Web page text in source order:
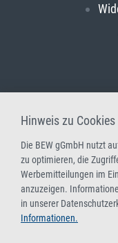
Hinweis zu Cookies
Die BEW gGmbH nutzt
zu optimieren, die
Werbemitteilungen im
anzuzeigen.
in unserer
Informationen.